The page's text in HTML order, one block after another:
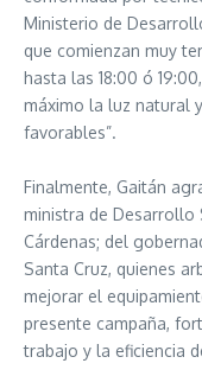
Ministerio de
que comienzan muy
hasta las 18:00 ó
máximo la luz natural
favorables”.
Finalmente, Gaitán
ministra de Desarrollo
Cárdenas; del
Santa Cruz, quienes
mejorar el
presente campaña,
trabajo y la eficiencia